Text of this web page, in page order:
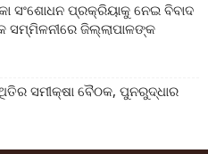
ସଂଶୋଧନ ପ୍ରକ୍ରିୟାକୁ ନେଇ ବିବାଦ
ସମ୍ମିଳନୀରେ ଜିଲ୍ଲାପାଳଙ୍କ
ସମୀକ୍ଷା ବୈଠକ, ପୁନରୁଦ୍ଧାର